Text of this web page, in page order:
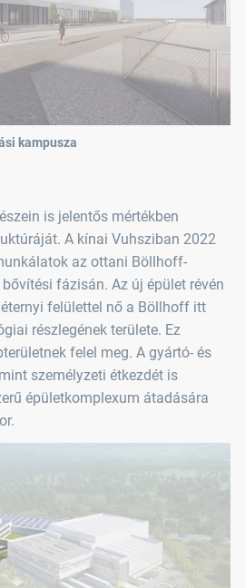
kampusza
is jelentős mértékben
A kínai Vuhsziban 2022
az ottani Böllhoff-
fázisán. Az új épület révén
felülettel nő a Böllhoff itt
részlegének területe. Ez
felel meg. A gyártó- és
személyzeti étkezdét is
épületkomplexum átadására